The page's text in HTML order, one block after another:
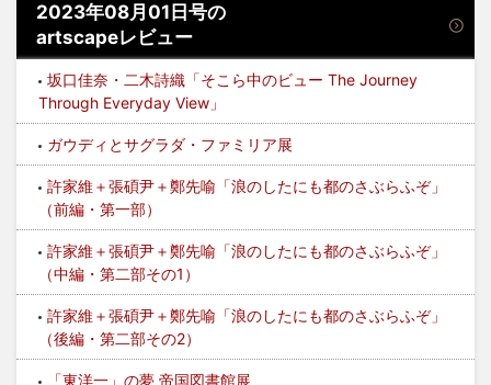
2023年08月01日号の
artscapeレビュー
坂口佳奈・二木詩織「そこら中のビュー The Journey
Through Everyday View」
ガウディとサグラダ・ファミリア展
許家維＋張碩尹＋鄭先喻「浪のしたにも都のさぶらふぞ」
（前編・第一部）
許家維＋張碩尹＋鄭先喻「浪のしたにも都のさぶらふぞ」
（中編・第二部その1）
許家維＋張碩尹＋鄭先喻「浪のしたにも都のさぶらふぞ」
（後編・第二部その2）
「東洋一」の夢 帝国図書館展